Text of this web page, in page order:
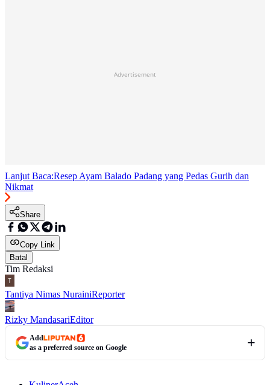
Advertisement
Lanjut Baca:Resep Ayam Balado Padang yang Pedas Gurih dan
Nikmat
Share
Copy Link
Batal
Tim Redaksi
Tantiya Nimas NurainiReporter
Rizky MandasariEditor
Add
as a preferred source on Google